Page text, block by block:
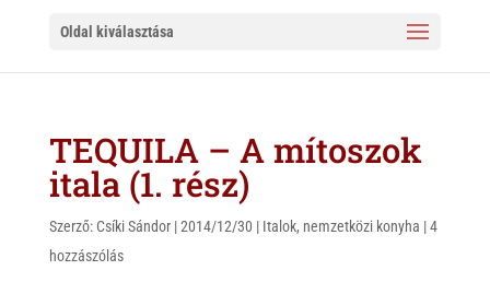
Oldal kiválasztása
TEQUILA – A mítoszok
itala (1. rész)
Szerző: Csíki Sándor|2014/12/30 | Italok, nemzetközi konyha |4
hozzászólás